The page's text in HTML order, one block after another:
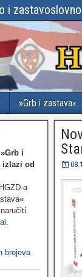
i
»Grb i zastava«
i
izlazi od
a
brojeva